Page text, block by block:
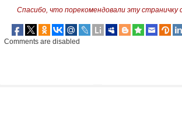
Спасибо, что порекомендовали эту страничку
Comments are disabled